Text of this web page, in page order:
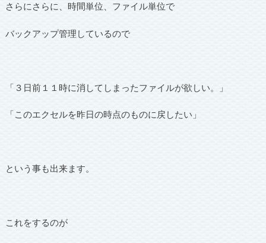
さらにさらに、時間単位、ファイル単位で
バックアップ管理しているので
「３日前１１時に消してしまったファイルが欲しい。」
「このエクセルを昨日の時点のものに戻したい」
という事も出来ます。
これをするのが